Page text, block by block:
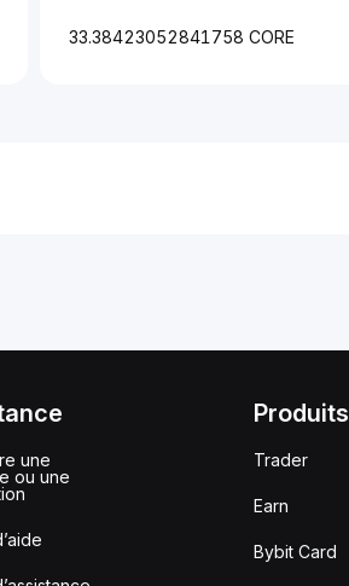
33.38423052841758 CORE
une
ou une
Produits
Trader
Earn
Bybit Card